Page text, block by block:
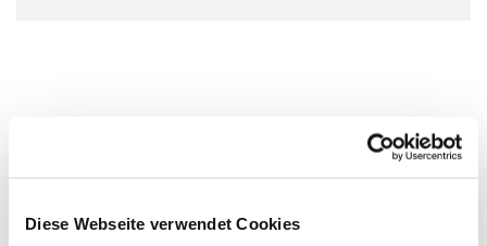
Diese Webseite verwendet Cookies